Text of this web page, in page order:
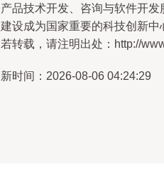
品技术开发、咨询与软件开
设成为国家重要的科技创新中
转载，请注明出处：http://
时间：2026-08-06 04:24:29